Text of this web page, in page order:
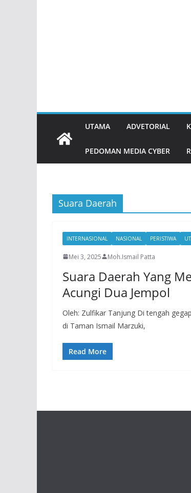
UTAMA ADVETORIAL
PEDOMAN MEDIA CYBER
Suara Daerah
INTERNASIONAL NASIONAL PERISTIWA
Mei 3, 2025 Moh.Ismail Patta
Suara Daerah Yang
Acungi Dua Jempol
Oleh: Zulfikar Tanjung Di tengah
di Taman Ismail Marzuki,
Read More